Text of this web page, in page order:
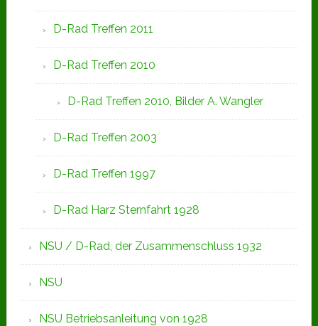
D-Rad Treffen 2011
D-Rad Treffen 2010
D-Rad Treffen 2010, Bilder A. Wangler
D-Rad Treffen 2003
D-Rad Treffen 1997
D-Rad Harz Sternfahrt 1928
NSU / D-Rad, der Zusammenschluss 1932
NSU
NSU Betriebsanleitung von 1928